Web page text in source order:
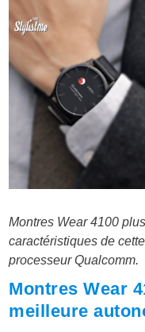
Montres Wear 4100
caractéristiques de
processeur Qualcomm.
Montres Wear
meilleure